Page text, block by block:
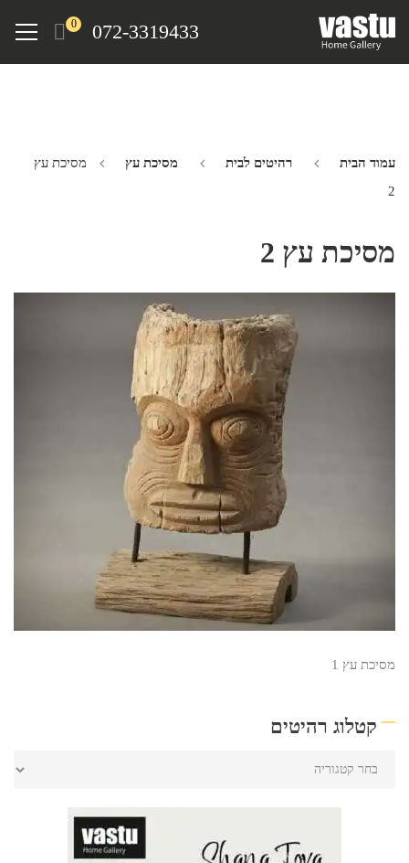
072-3319433
0
Menu
עמוד הבית רהיטים לבית מסיכת עץ
מסיכת עץ
2
מסיכת עץ 2
מסיכת עץ 1
קטלוג רהיטים